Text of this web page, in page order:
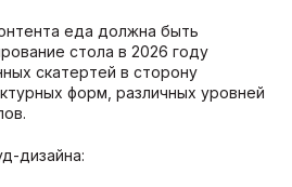
еда должна быть
стола в 2026 году
скатертей в сторону
форм, различных уровней
дизайна: